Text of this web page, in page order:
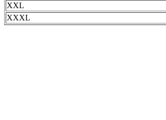
XXL
XXXL